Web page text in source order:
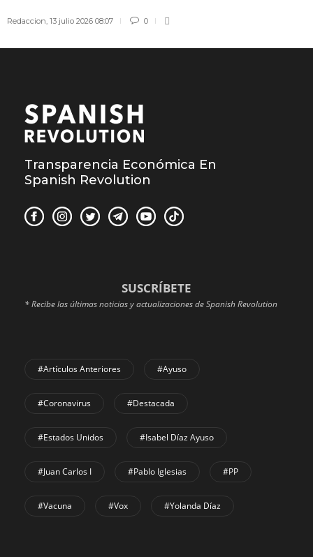
Redaccion 13 julio 2026 08:07 0
Transparencia Económica En
Spanish Revolution
SUSCRÍBETE
* Recibe las últimas noticias y actualizaciones de Spanish Revolution
#Artículos Anteriores #Ayuso
#coronavirus #Destacada
#Estados Unidos #Isabel Díaz Ayuso
#Juan Carlos I #Pablo Iglesias #PP
#Vacuna #Vox #Yolanda Díaz